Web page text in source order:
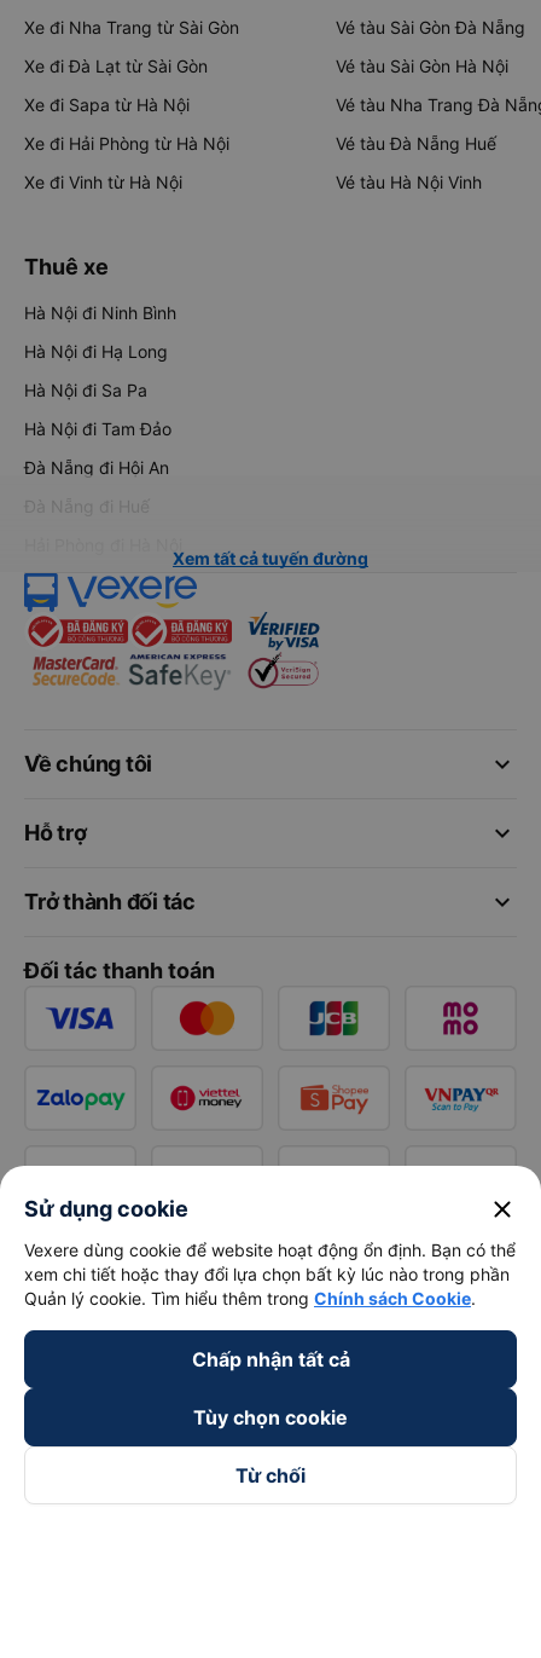
Xe đi Nha Trang từ Sài Gòn
Xe đi Đà Lạt từ Sài Gòn
Xe đi Sapa từ Hà Nội
Xe đi Hải Phòng từ Hà Nội
Xe đi Vinh từ Hà Nội
Vé tàu Sài Gòn Đà Nẵng
Vé tàu Sài Gòn Hà Nội
Vé tàu Nha Trang Đà
Vé tàu Đà Nẵng Huế
Vé tàu Hà Nội Vinh
Thuê xe
Hà Nội đi Ninh Bình
Hà Nội đi Hạ Long
Hà Nội đi Sa Pa
Hà Nội đi Tam Đảo
Đà Nẵng đi Hội An
Đà Nẵng đi Huế
Xem tất cả tuyến đường
keyboard_arrow_down
Về chúng tôi
keyboard_arrow_down
Hỗ trợ
keyboard_arrow_down
Trở thành đối tác
Đối tác thanh toán
Sử dụng cookie close
Vexere dùng cookie để website hoạt động ổn định. Bạn có thể
xem chi tiết hoặc thay đổi lựa chọn bất kỳ lúc nào trong phần
Quản lý cookie. Tìm hiểu thêm trong Chính sách Cookie.
Chấp nhận tất cả
Tùy chọn cookie
Từ chối